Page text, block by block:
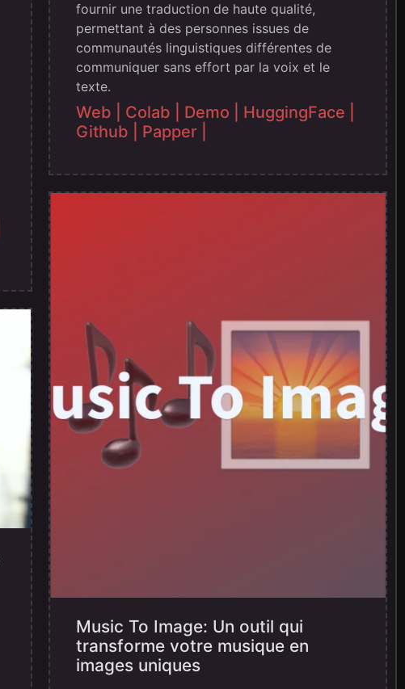
fournir une traduction de haute qualité,
permettant à des personnes issues de
communautés linguistiques différentes de
communiquer sans effort par la voix et le
texte.
Web | Colab | Demo | HuggingFace |
Github | Papper |
Music To Image: Un outil qui
transforme votre musique en
images uniques